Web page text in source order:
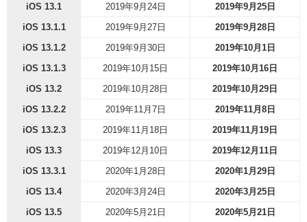
iOS 13.1
2019年9月24日
2019年9月25日
iOS 13.1.1
2019年9月27日
2019年9月28日
iOS 13.1.2
2019年9月30日
2019年10月1日
iOS 13.1.3
2019年10月15日
2019年10月16日
iOS 13.2
2019年10月28日
2019年10月29日
iOS 13.2.2
2019年11月7日
2019年11月8日
iOS 13.2.3
2019年11月18日
2019年11月19日
iOS 13.3
2019年12月10日
2019年12月11日
iOS 13.3.1
2020年1月28日
2020年1月29日
iOS 13.4
2020年3月24日
2020年3月25日
iOS 13.5
2020年5月21日 2020年5月21日